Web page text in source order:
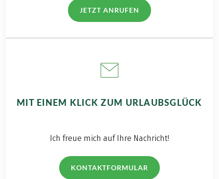
im Alpenraum in
Österreich, Deutschland,
Überqueren der Alpen?
erfahren Sie im
folgenden
JETZT ANRUFEN(LINK ÖFFNET IN NEUEM TAB)
MIT EINEM KLICK ZUM URLAUBSGLÜCK
Ich freue mich auf Ihre Nachricht!
KONTAKTFORMULAR